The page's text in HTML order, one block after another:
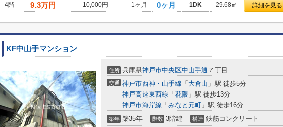
4階
9.3万円 10,000円 1ヶ月 0ヶ月 1DK 29.68㎡ 詳細を見る
KF中山手マンション
住所 兵庫県神戸市中央区中山手通 ７丁目
交通 神戸市西神・山手線 「 大倉山 」駅 徒歩5分
神戸高速東西線 「 花隈 」駅 徒歩13分
神戸市海岸線 「 みなと元町 」駅 徒歩16分
築年 築35年 階数 3階建 構造 鉄筋コンクリート